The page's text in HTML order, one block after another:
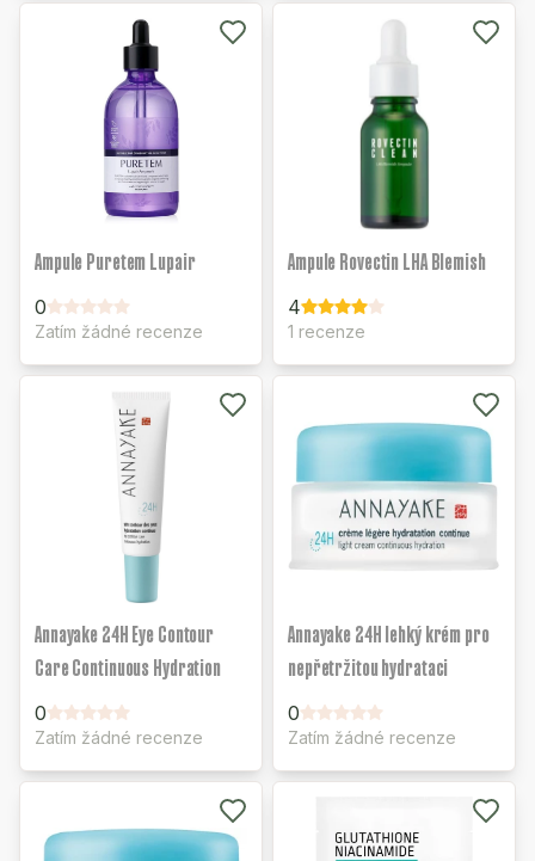
Ampule Puretem Lupair
0
Zatím žádné recenze
Ampule Rovectin LHA Blemish
4
1 recenze
Annayake 24H Eye Contour
Care Continuous Hydration
0
Zatím žádné recenze
Annayake 24H lehký krém pro
nepřetržitou hydrataci
0
Zatím žádné recenze